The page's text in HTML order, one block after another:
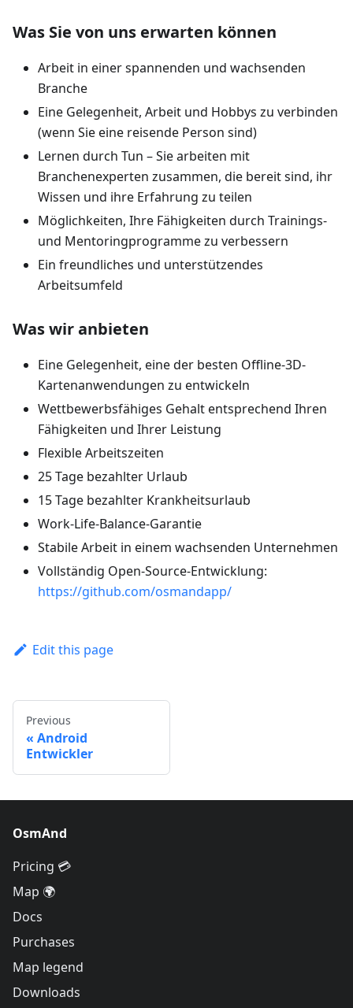
Was Sie von uns erwarten können
Arbeit in einer spannenden und wachsenden
Branche
Eine Gelegenheit, Arbeit und Hobbys zu verbinden
(wenn Sie eine reisende Person sind)
Lernen durch Tun – Sie arbeiten mit
Branchenexperten zusammen, die bereit sind, ihr
Wissen und ihre Erfahrung zu teilen
Möglichkeiten, Ihre Fähigkeiten durch Trainings-
und Mentoringprogramme zu verbessern
Ein freundliches und unterstützendes
Arbeitsumfeld
Was wir anbieten
Eine Gelegenheit, eine der besten Offline-3D-
Kartenanwendungen zu entwickeln
Wettbewerbsfähiges Gehalt entsprechend Ihren
Fähigkeiten und Ihrer Leistung
Flexible Arbeitszeiten
25 Tage bezahlter Urlaub
15 Tage bezahlter Krankheitsurlaub
Work-Life-Balance-Garantie
Stabile Arbeit in einem wachsenden Unternehmen
Vollständig Open-Source-Entwicklung:
https://github.com/osmandapp/
Edit this page
Previous
Android
Entwickler
OsmAnd
Pricing 💳
Map 🌍
Docs
Purchases
Map legend
Downloads